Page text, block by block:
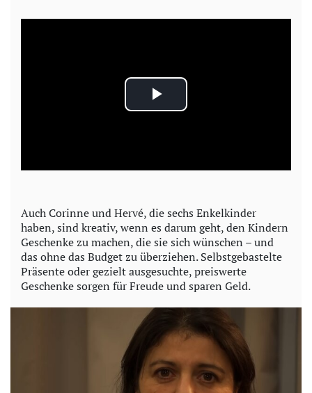
P
a
y
V
i
d
e
o
Auch Corinne und Hervé, die sechs Enkelkinder
haben, sind kreativ, wenn es darum geht, den Kindern
Geschenke zu machen, die sie sich wünschen – und
das ohne das Budget zu überziehen. Selbstgebastelte
Präsente oder gezielt ausgesuchte, preiswerte
Geschenke sorgen für Freude und sparen Geld.